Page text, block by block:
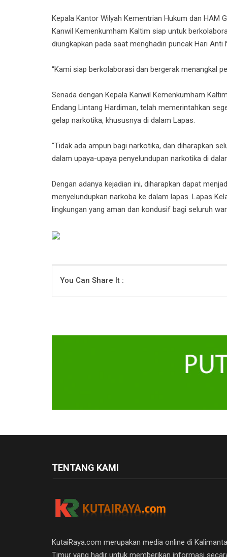
Kepala Kantor Wilyah Kementrian Hukum dan HAM
Kanwil Kemenkumham Kaltim siap untuk
diungkapkan pada saat menghadiri puncak Hari
“Kami siap berkolaborasi dan bergerak menangkal
Senada dengan Kepala Kanwil Kemenkumham
Endang Lintang Hardiman, telah memerintahkan
gelap narkotika, khususnya di dalam Lapas.
"Tidak ada ampun bagi narkotika, dan diharapkan
dalam upaya-upaya penyelundupan narkotika di
Dengan adanya kejadian ini, diharapkan dapat
menyelundupkan narkoba ke dalam lapas. Lapas
lingkungan yang aman dan kondusif bagi seluruh
You Can Share It :
TENTANG KAMI
KutaiRaya.com merupakan media online di